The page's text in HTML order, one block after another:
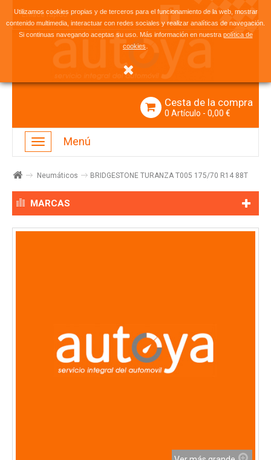
Utilizamos cookies propias y de terceros para el funcionamiento de la web, mostrar
contenido multimedia, interactuar con redes sociales y realizar analíticas de navegación.
Si continuas navegando aceptas su uso. Más información en nuestra política de
cookies.
Enlace rápido
Cesta de la compra
0 Artículo - 0,00 €
Navegación
Toggle
Menú
Neumáticos BRIDGESTONE TURANZA T005 175/70 R14 88T
MARCAS